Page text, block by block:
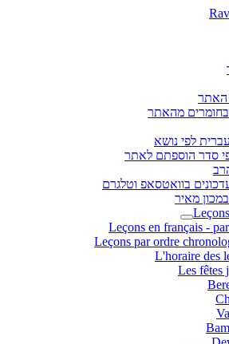
האתר
בחומרים מהאתר
לפי נושא
סדר הוספתם לאתר
בוואטסאפ וטלגרם
מאיר
Leçons en français -
Leçons par ordre
L'horaire des
Les fêtes